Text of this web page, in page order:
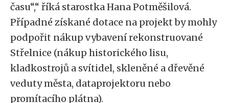
času“,“ říká starostka Hana Potměšilová.
Případné získané dotace na projekt by mohly
podpořit nákup vybavení rekonstruované
Střelnice (nákup historického lisu,
kladkostrojů a svítidel, skleněné a dřevěné
veduty města, dataprojektoru nebo
promítacího plátna).